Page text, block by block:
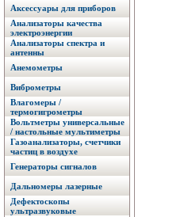
Аксессуары для приборов
Анализаторы качества
электроэнергии
Анализаторы спектра и
антенны
Анемометры
Виброметры
Влагомеры /
термогигрометры
Вольтметры универсальные
/ настольные мультиметры
Газоанализаторы, счетчики
частиц в воздухе
Генераторы сигналов
Дальномеры лазерные
Дефектоскопы
ультразвуковые